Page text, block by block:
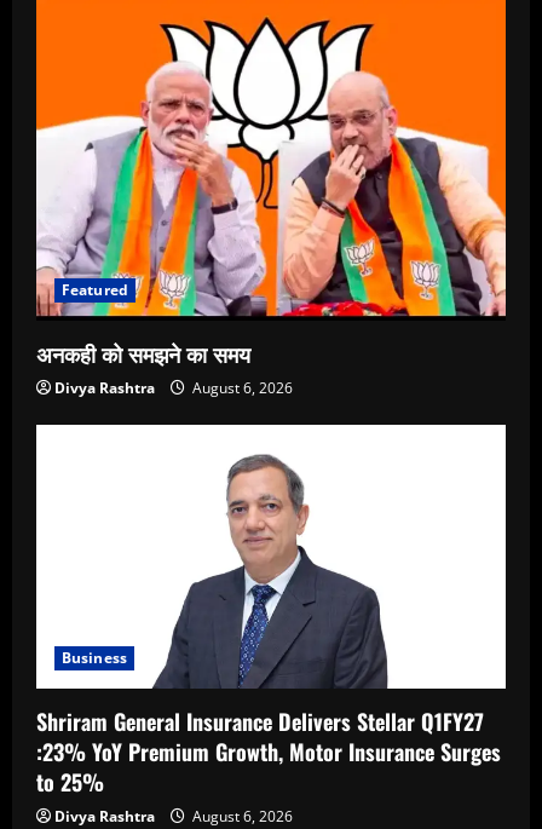
Featured
अनकही को समझने का समय
Divya Rashtra August 6, 2026
Business
Shriram General Insurance Delivers Stellar Q1FY27
:23% YoY Premium Growth, Motor Insurance Surges
to 25%
Divya Rashtra August 6, 2026